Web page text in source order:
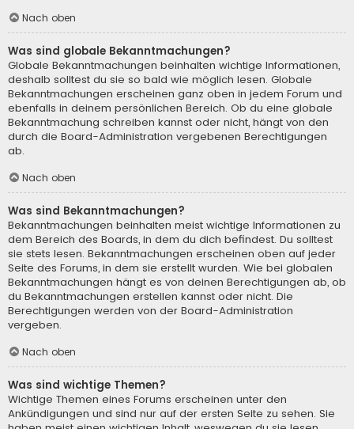
Nach oben
Was sind globale Bekanntmachungen?
Globale Bekanntmachungen beinhalten wichtige Informationen,
deshalb solltest du sie so bald wie möglich lesen. Globale
Bekanntmachungen erscheinen ganz oben in jedem Forum und
ebenfalls in deinem persönlichen Bereich. Ob du eine globale
Bekanntmachung schreiben kannst oder nicht, hängt von den
durch die Board-Administration vergebenen Berechtigungen
ab.
Nach oben
Was sind Bekanntmachungen?
Bekanntmachungen beinhalten meist wichtige Informationen zu
dem Bereich des Boards, in dem du dich befindest. Du solltest
sie stets lesen. Bekanntmachungen erscheinen oben auf jeder
Seite des Forums, in dem sie erstellt wurden. Wie bei globalen
Bekanntmachungen hängt es von deinen Berechtigungen ab, ob
du Bekanntmachungen erstellen kannst oder nicht. Die
Berechtigungen werden von der Board-Administration
vergeben.
Nach oben
Was sind wichtige Themen?
Wichtige Themen eines Forums erscheinen unter den
Ankündigungen und sind nur auf der ersten Seite zu sehen. Sie